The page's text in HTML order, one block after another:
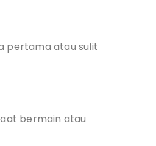
pertama atau sulit
bermain atau